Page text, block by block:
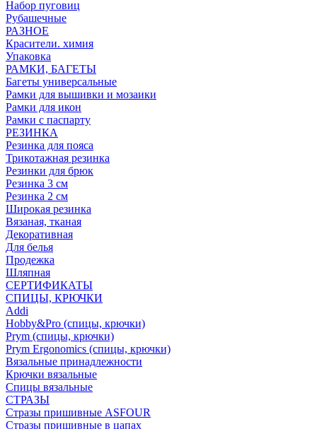
Набор пуговиц
Рубашечные
РАЗНОЕ
Красители. химия
Упаковка
РАМКИ, БАГЕТЫ
Багеты универсальные
Рамки для вышивки и мозаики
Рамки для икон
Рамки с паспарту
РЕЗИНКА
Резинка для пояса
Трикотажная резинка
Резинки для брюк
Резинка 3 см
Резинка 2 см
Широкая резинка
Вязаная, тканая
Декоративная
Для белья
Продежка
Шляпная
СЕРТИФИКАТЫ
СПИЦЫ, КРЮЧКИ
Addi
Hobby&Pro (спицы, крючки)
Prym (спицы, крючки)
Prym Ergonomics (спицы, крючки)
Вязальные принадлежности
Крючки вязальные
Спицы вязальные
СТРАЗЫ
Стразы пришивные ASFOUR
Стразы пришивные в цапах